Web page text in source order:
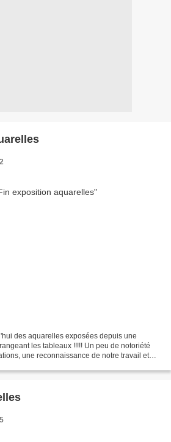
des aquarelles exposées depuis une
les tableaux !!!!! Un peu de notoriété
une reconnaissance de notre travail et